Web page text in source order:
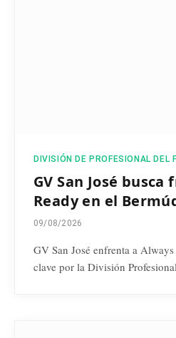
DIVISIÓN DE PROFESIONAL DEL
GV San José
Ready en el
09/08/2026
GV San José enfrenta a
clave por la División